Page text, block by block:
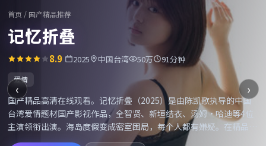
首页 / 国产精品推荐
记忆折叠
8.9 2025 中国台湾 50万 91分钟
爱情
国产精品高清在线观看。记忆折叠（2025）是由陈凯歌执导的中国
台湾爱情题材国产影视作品，全智贤、新垣结衣、汤姆·哈迪等4位
主演领衔出演。海岛度假变成密室困局，每个人都有嫌疑。在精品高
清网可搜索「记忆折叠在线观看」「记忆折叠高清」并享受国产精品
‹ ›